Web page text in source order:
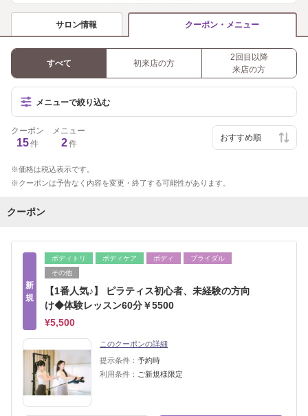
サロン情報 クーポン・メニュー
すべて 初来店の方
2回目以降
来店の方
メニューで絞り込む
クーポン
15件
メニュー
2件
価格は税込表示です。
クーポンは予告なく内容を変更・終了する可能性があります。
クーポン
新
規
ボディトリ ボディケア ボディ
ブライダル
その他
【1番人気♪】 ピラティス初心者、未経験の方向
け◆体験レッスン60分￥5500
¥5,500
このクーポンの詳細
提示条件： 予約時
利用条件： ご新規様限定